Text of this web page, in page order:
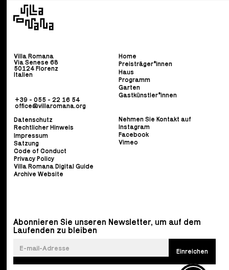
Villa Romana
Via Senese 68
50124 Florenz
Italien
+39 - 055 - 22 16 54
office@villaromana.org
Home
Preisträger*innen
Haus
Programm
Garten
Gastkünstler*innen
Datenschutz
Rechtlicher Hinweis
Impressum
Satzung
Code of Conduct
Privacy Policy
Villa Romana Digital Guide
Archive Website
Nehmen Sie Kontakt auf
Instagram
Facebook
Vimeo
Abonnieren Sie unseren Newsletter, um auf dem
Laufenden zu bleiben